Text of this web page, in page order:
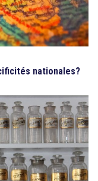
nationales?